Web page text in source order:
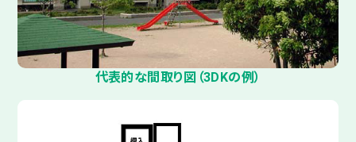
代表的な間取り図（3DKの例）